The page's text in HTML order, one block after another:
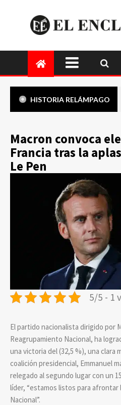
HISTORIA RELÁMPAGO
Macron convoca
Francia tras la
Le Pen
5/5 - 1
El partido nacionalista dirigido por
Reagrupamiento Nacional, ha
una victoria del (32,5 %), una clara
coalición presidencial, Emmanuel
relegado al segundo lugar con un
líder, “estamos listos para afrontar
Nacional”.